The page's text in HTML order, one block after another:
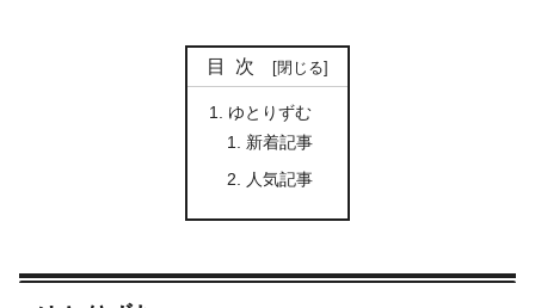
目次
ゆとりずむ
新着記事
人気記事